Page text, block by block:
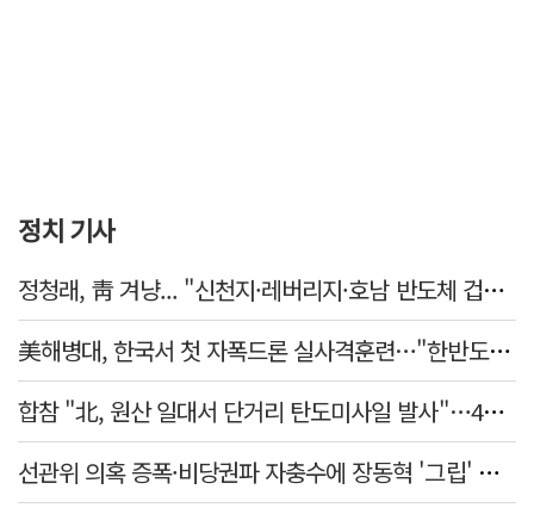
정치 기사
정청래, 靑 겨냥... "신천지·레버리지·호남 반도체 겁박 사과하라"
美해병대, 한국서 첫 자폭드론 실사격훈련…"한반도 지형 학습"
합참 "北, 원산 일대서 단거리 탄도미사일 발사"…42일 만
선관위 의혹 증폭·비당권파 자충수에 장동혁 '그립' 더 강해졌다